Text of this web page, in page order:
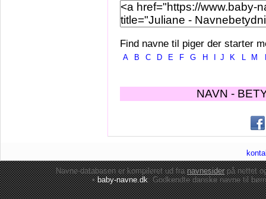
Find navne til piger der starter
A B C D E F G H J K L M
NAVN -
Navne-databasen er kompileret ud franavnesiderpå nettet
•baby-navne.dk: Godkendte danskenavne til børn